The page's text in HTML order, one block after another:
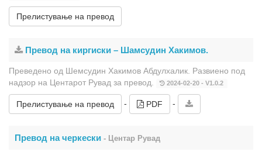
Прелистување на превод
Превод на киргиски – Шамсудин Хакимов.
Преведено од Шемсудин Хакимов Абдулхалик. Развиено под
надзор на Центарот Рувад за превод.
2024-02-20 - V1.0.2
Прелистување на превод - PDF -
Превод на черкески - Центар Рувад